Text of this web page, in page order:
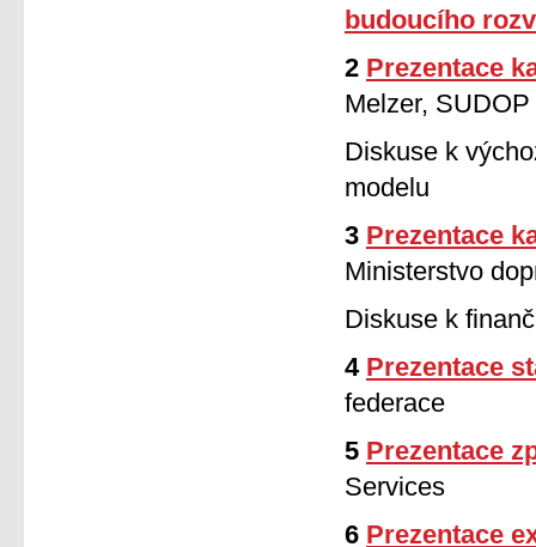
budoucího
2 Prezentace
Melzer,
Diskuse k
modelu
3 Prezentace
Ministerstvo
Diskuse k
4 Prezentace
federace
5 Prezentace
Services
6 Prezentace